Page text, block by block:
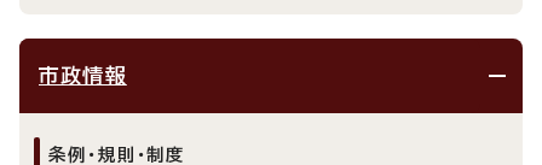
市政情報
条例・規則・制度